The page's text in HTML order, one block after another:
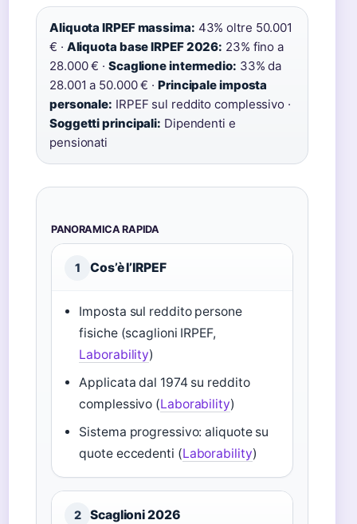
Aliquota IRPEF massima: 43% oltre 50.001
€ · Aliquota base IRPEF 2026: 23% fino a
28.000 € · Scaglione intermedio: 33% da
28.001 a 50.000 € · Principale imposta
personale: IRPEF sul reddito complessivo ·
Soggetti principali: Dipendenti e
pensionati
PANORAMICA RAPIDA
1 Cos’è l’IRPEF
Imposta sul reddito persone
fisiche (scaglioni IRPEF,
Laborability)
Applicata dal 1974 su reddito
complessivo (Laborability)
Sistema progressivo: aliquote su
quote eccedenti (Laborability)
2 Scaglioni 2026